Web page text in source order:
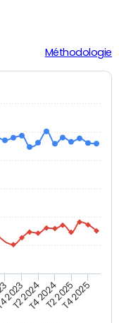
Méthodologie
2023
T2 2024T4 2024T2 2025T4 2025